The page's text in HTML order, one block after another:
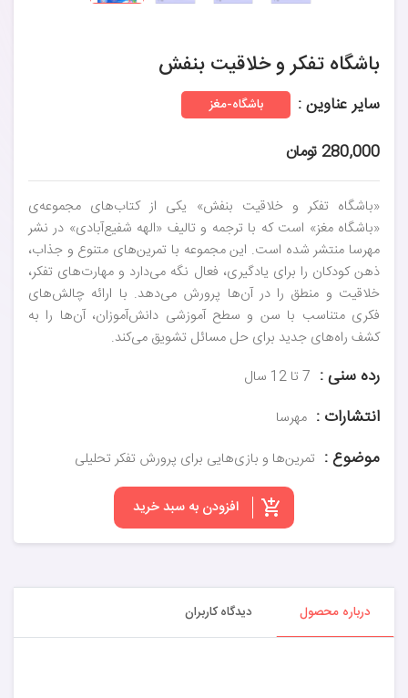
باشگاه تفکر و خلاقیت بنفش
سایر عناوین : باشگاه-مغز
280,000 تومان
«باشگاه تفکر و خلاقیت بنفش» یکی از کتاب‌های مجموعه‌ی
«باشگاه مغز» است که با ترجمه و تالیف «الهه شفیع‌آبادی» در نشر
مهرسا منتشر شده است. این مجموعه با تمرین‌های متنوع و جذاب،
ذهن کودکان را برای یادگیری، فعال نگه می‌دارد و مهارت‌های تفکر،
خلاقیت و منطق را در آن‌ها پرورش می‌دهد. با ارائه چالش‌های
فکری متناسب با سن و سطح آموزشی دانش‌آموزان، آن‌ها را به
کشف راه‌های جدید برای حل مسائل تشویق می‌کند.
رده سنی : 7 تا 12 سال
انتشارات : مهرسا
موضوع : تمرین‌ها و بازی‌هایی برای پرورش تفکر تحلیلی
افزودن به سبد خرید
درباره محصول دیدگاه کاربران